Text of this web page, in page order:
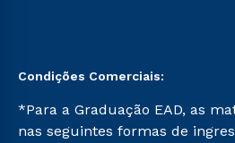
Condições Comerciais:
*Para a Graduação EAD, as
nas seguintes formas de